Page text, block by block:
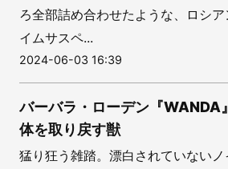
ろ全部詰め合わせたような、ロシア
イムサスペ...
2024-06-03 16:39
バーバラ・ローデン『WANDA
体を取り戻す獣
猛り狂う雑踏。漂白されていないノ